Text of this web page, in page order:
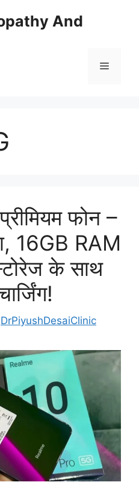
And
Menu
फोन –
16GB RAM
के साथ
DrPiyushDesaiClinic